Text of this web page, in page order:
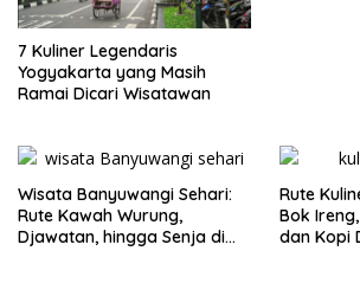
7 Kuliner Legendaris
Yogyakarta yang Masih
Ramai Dicari Wisatawan
Wisata Banyuwangi Sehari:
Rute Kawah Wurung,
Djawatan, hingga Senja di
Rute
Bok
dan Kopi